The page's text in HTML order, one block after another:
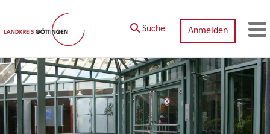
Zum Hauptinhalt springen
Suche Anmelden